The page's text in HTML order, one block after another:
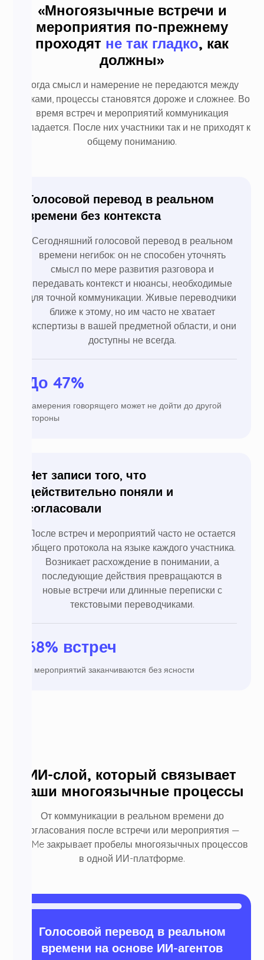
«Многоязычные встречи и
мероприятия по-прежнему
проходят не так гладко, как
должны»
Когда смысл и намерение не передаются между
языками, процессы становятся дороже и сложнее. Во
время встреч и мероприятий коммуникация
распадается. После них участники так и не приходят к
общему пониманию.
Голосовой перевод в реальном
времени без контекста
Сегодняшний голосовой перевод в реальном
времени негибок: он не способен уточнять
смысл по мере развития разговора и
передавать контекст и нюансы, необходимые
для точной коммуникации. Живые переводчики
ближе к этому, но им часто не хватает
экспертизы в вашей предметной области, и они
доступны не всегда.
До 47%
намерения говорящего может не дойти до другой
стороны
Нет записи того, что
действительно поняли и
согласовали
После встреч и мероприятий часто не остается
общего протокола на языке каждого участника.
Возникает расхождение в понимании, а
последующие действия превращаются в
новые встречи или длинные переписки с
текстовыми переводчиками.
68% встреч
и мероприятий заканчиваются без ясности
ИИ-слой, который связывает
ваши многоязычные процессы
От коммуникации в реальном времени до
согласования после встречи или мероприятия —
JotMe закрывает пробелы многоязычных процессов
в одной ИИ-платформе.
Голосовой перевод в реальном
времени на основе ИИ-агентов